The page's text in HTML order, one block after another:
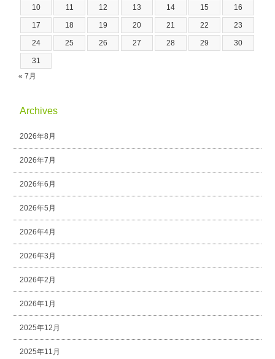
10 11 12 13 14 15 16
17 18 19 20 21 22 23
24 25 26 27 28 29 30
31
« 7月
Archives
2026年8月
2026年7月
2026年6月
2026年5月
2026年4月
2026年3月
2026年2月
2026年1月
2025年12月
2025年11月